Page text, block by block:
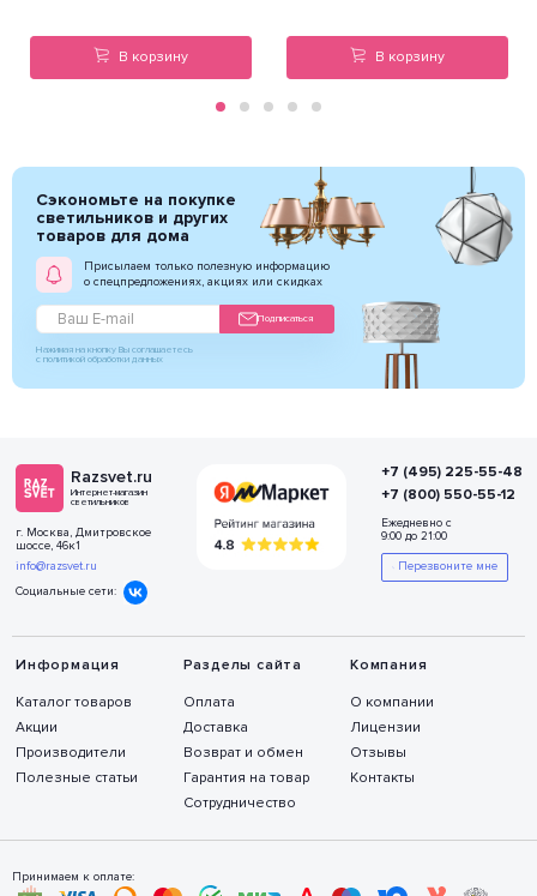
В корзину В корзину
Сэкономьте на покупке
светильников и других
товаров для дома
Присылаем только полезную информацию
о спецпредложениях, акциях или скидках
Подписаться
Нажимая на кнопку Вы соглашаетесь
с политикой обработки данных
Razsvet.ru
Интернет-магазин
светильников
г. Москва, Дмитровское
шоссе, 46к1
info@razsvet.ru
Социальные сети:
Информация
Каталог товаров
Акции
Производители
Полезные статьи
Разделы сайта
Оплата
Доставка
Возврат и обмен
Гарантия на товар
Сотрудничество
Компания
О компании
Лицензии
Отзывы
Контакты
+7 (495) 225-55-48
+7 (800) 550-55-12
Ежедневно с
9:00 до 21:00
Перезвоните мне
Принимаем к оплате: